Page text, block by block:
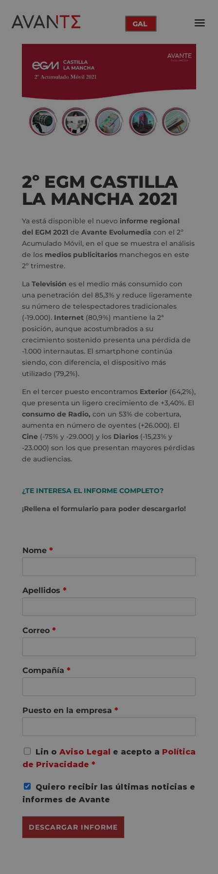
GAL
2º EGM CASTILLA
LA MANCHA 2021
Ya está disponible el nuevo informe regional
del EGM 2021de Avante Evolumedia con el 2º
Acumulado Móvil, en el que se muestra el análisis
de los medios publicitariosmanchegos en este
2º trimestre.
La Televisión es el medio más consumido con
una penetración del 85,3% y reduce ligeramente
su número de telespectadores tradicionales
(-19.000). Internet(80,9%) mantiene la 2ª
posición, aunque acostumbrados a su
crecimiento sostenido presenta una pérdida de
-1.000 internautas. El smartphone continúa
siendo, con diferencia, el dispositivo más
utilizado (79,2%).
En el tercer puesto encontramos Exterior(64,2%),
que presenta un ligero crecimiento de +3,40%. El
consumo de Radio, con un 53% de cobertura,
aumenta en número de oyentes (+26.000). El
Cine(-75% y -29.000) y los Diarios(-15,23% y
-23.000) son los que presentan mayores pérdidas
de audiencias.
¿TE INTERESA EL INFORME COMPLETO?
¡Rellena el formulario para poder descargarlo!
Nome *
Apellidos *
Correo *
Compañía *
Puesto en la empresa *
A
o
d
o
G
D
Lin o Aviso Legal e acepto a Política
de Privacidade *
Quiero recibir las últimas noticias e
informes de Avante
DESCARGAR INFORME